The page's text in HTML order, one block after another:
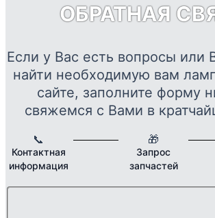
ОБРАТНАЯ
Если у Вас есть вопросы или
найти необходимую вам
сайте, заполните форму
свяжемся с Вами в
📞
Контактная
информация
🎁
Запрос
запчастей